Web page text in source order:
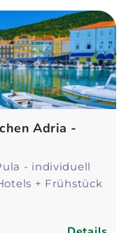
Adria -
- individuell
+ Frühstück